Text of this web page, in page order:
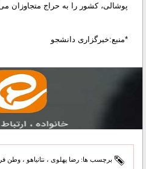
پوشالی، کشور را به حراج متجاوزان
*منبع:خبرگزاری دانشجو
برچسب ها: رضا پهلوی ، نتانیاهو ، وطن